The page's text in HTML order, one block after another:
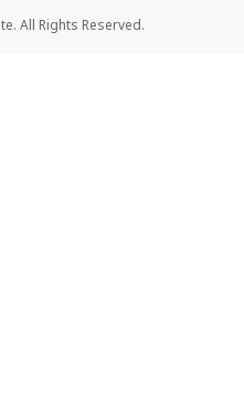
All Rights Reserved.